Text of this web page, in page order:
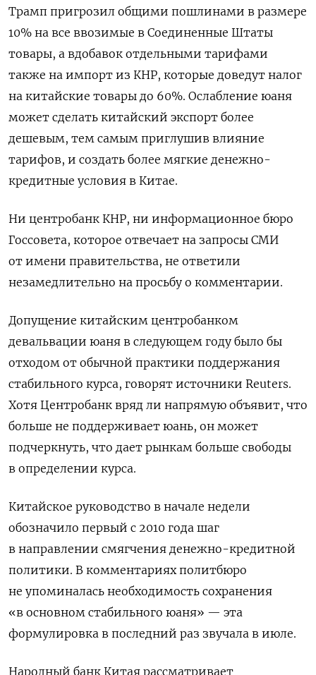
Трамп пригрозил общими пошлинами в размере
10% на все ввозимые в Соединенные Штаты
товары, а вдобавок отдельными тарифами
также на импорт из КНР, которые доведут налог
на китайские товары до 60%. Ослабление юаня
может сделать китайский экспорт более
дешевым, тем самым приглушив влияние
тарифов, и создать более мягкие денежно-
кредитные условия в Китае.
Ни центробанк КНР, ни информационное бюро
Госсовета, которое отвечает на запросы СМИ
от имени правительства, не ответили
незамедлительно на просьбу о комментарии.
Допущение китайским центробанком
девальвации юаня в следующем году было бы
отходом от обычной практики поддержания
стабильного курса, говорят источники Reuters.
Хотя Центробанк вряд ли напрямую объявит, что
больше не поддерживает юань, он может
подчеркнуть, что дает рынкам больше свободы
в определении курса.
Китайское руководство в начале недели
обозначило первый с 2010 года шаг
в направлении смягчения денежно-кредитной
политики. В комментариях политбюро
не упоминалась необходимость сохранения
«в основном стабильного юаня» — эта
формулировка в последний раз звучала в июле.
Народный банк Китая рассматривает